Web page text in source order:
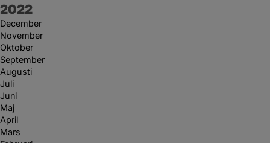
År:
2022
December
November
Oktober
September
Augusti
Juli
Juni
Maj
April
Mars